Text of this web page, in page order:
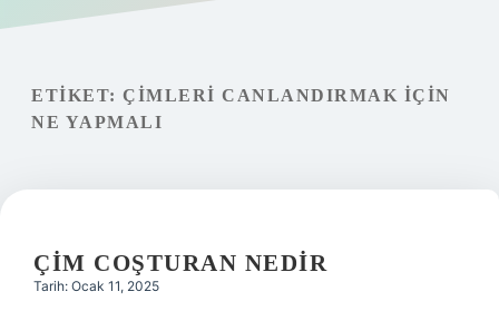
Gizlilik
Yasal Uyarı
ETIKET: ÇIMLERI CANLANDIRMAK IÇIN
NE YAPMALI
ÇIM COŞTURAN NEDIR
Tarih: Ocak 11, 2025